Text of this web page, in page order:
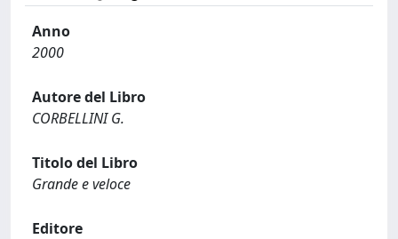
Anno
2000
Autore del Libro
CORBELLINI G.
Titolo del Libro
Grande e veloce
Editore